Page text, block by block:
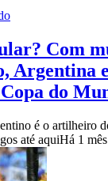
Com
Argentina
do
é o artilheiro
até aquiHá 1 mês